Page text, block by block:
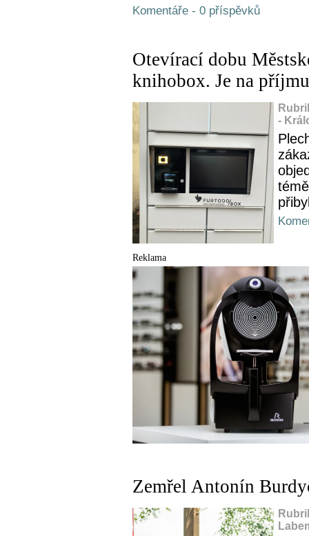
Komentáře - 0 příspěvků
Otevírací dobu
knihobox. Je na
-
Reklama
Zemřel Antonín